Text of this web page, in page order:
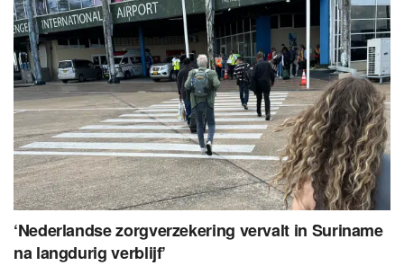
‘Nederlandse zorgverzekering vervalt in Suriname
na langdurig verblijf’